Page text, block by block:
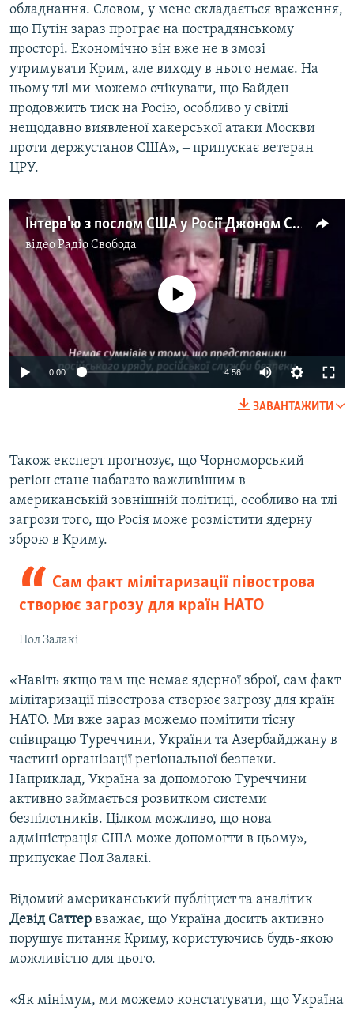
обладнання. Словом, у мене складається враження,
що Путін зараз програє на пострадянському
просторі. Економічно він вже не в змозі
утримувати Крим, але виходу в нього немає. На
цьому тлі ми можемо очікувати, що Байден
продовжить тиск на Росію, особливо у світлі
нещодавно виявленої хакерської атаки Москви
проти держустанов США», ‒ припускає ветеран
ЦРУ.
Інтерв'ю з послом США у Росії Джоном Салліваном (відео)
відеоРадіо Свобода
720p 1080p
No media source currently available
0:00 4:56 Auto
1080p
ЗАВАНТАЖИТИ
Також експерт прогнозує, що Чорноморський
регіон стане набагато важливішим в
американській зовнішній політиці, особливо на тлі
загрози того, що Росія може розмістити ядерну
зброю в Криму.
Сам факт мілітаризації півострова
створює загрозу для країн НАТО
Пол Залакі
«Навіть якщо там ще немає ядерної зброї, сам факт
мілітаризації півострова створює загрозу для країн
НАТО. Ми вже зараз можемо помітити тісну
співпрацю Туреччини, України та Азербайджану в
частині організації регіональної безпеки.
Наприклад, Україна за допомогою Туреччини
активно займається розвитком системи
безпілотників. Цілком можливо, що нова
адміністрація США може допомогти в цьому», ‒
припускає Пол Залакі.
Відомий американський публіцист та аналітик
Девід Саттер вважає, що Україна досить активно
порушує питання Криму, користуючись будь-якою
можливістю для цього.
«Як мінімум, ми можемо констатувати, що Україна